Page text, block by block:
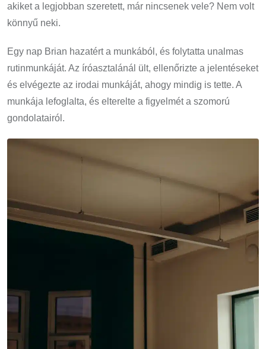
akiket a legjobban szeretett, már nincsenek vele? Nem volt
könnyű neki.
Egy nap Brian hazatért a munkából, és folytatta unalmas
rutinmunkáját. Az íróasztalánál ült, ellenőrizte a jelentéseket
és elvégezte az irodai munkáját, ahogy mindig is tette. A
munkája lefoglalta, és elterelte a figyelmét a szomorú
gondolatairól.